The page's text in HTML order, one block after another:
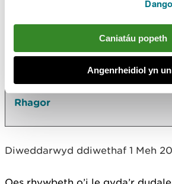
Caniatáu popeth
Angenrheidiol yn
Ein dull gweithredu o ran
Cynnal ymarfer cwmpasu ar
effaith amgylcheddol ar gyfer
morol, a'i lunio
Rhagor
Diweddarwyd ddiwethaf 1 Meh